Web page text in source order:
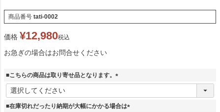
商品番号 tati-0002
価格 ¥12,980税込
お急ぎの場合はお問合せください
■こちらの商品は取り寄せ品となります。
(
須
■在庫切れだったり納期が大幅にかかる場合は